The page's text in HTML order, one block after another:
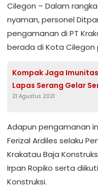
Cilegon – Dalam
nyaman, personel
pengamanan di PT
berada di Kota Cilegon
Kompak Jaga
Lapas Serang Gelar
21 Agustus 2021
Adapun pengamanan
Ferizal Ardiles selaku
Krakatau Baja
Irpan Ropiko serta
Konstruksi.